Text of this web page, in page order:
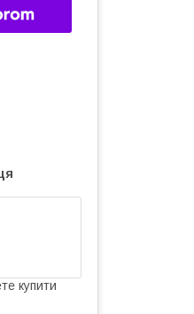
купити